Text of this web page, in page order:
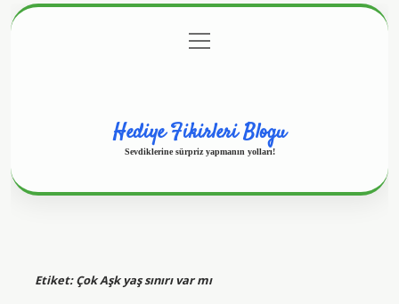
Gizlilik Politikası
menüyü
aç
Hediye Fikirleri Blogu
Sevdiklerine sürpriz yapmanın yolları!
Etiket:Çok Aşk yaş sınırı var mı